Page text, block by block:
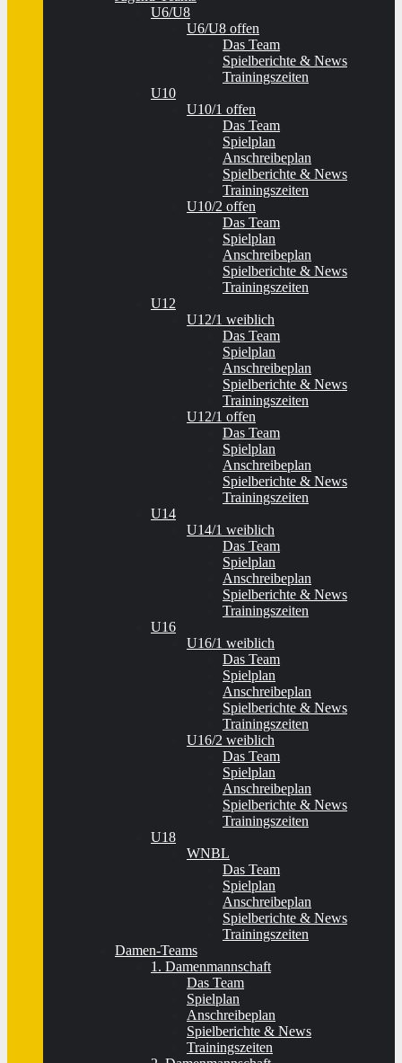
U6/U8
U6/U8 offen
Das Team
Spielberichte & News
Trainingszeiten
U10
U10/1 offen
Das Team
Spielplan
Anschreibeplan
Spielberichte & News
Trainingszeiten
U10/2 offen
Das Team
Spielplan
Anschreibeplan
Spielberichte & News
Trainingszeiten
U12
U12/1 weiblich
Das Team
Spielplan
Anschreibeplan
Spielberichte & News
Trainingszeiten
U12/1 offen
Das Team
Spielplan
Anschreibeplan
Spielberichte & News
Trainingszeiten
U14
U14/1 weiblich
Das Team
Spielplan
Anschreibeplan
Spielberichte & News
Trainingszeiten
U16
U16/1 weiblich
Das Team
Spielplan
Anschreibeplan
Spielberichte & News
Trainingszeiten
U16/2 weiblich
Das Team
Spielplan
Anschreibeplan
Spielberichte & News
Trainingszeiten
U18
WNBL
Das Team
Spielplan
Anschreibeplan
Spielberichte & News
Trainingszeiten
Damen-Teams
1. Damenmannschaft
Das Team
Spielplan
Anschreibeplan
Spielberichte & News
Trainingszeiten